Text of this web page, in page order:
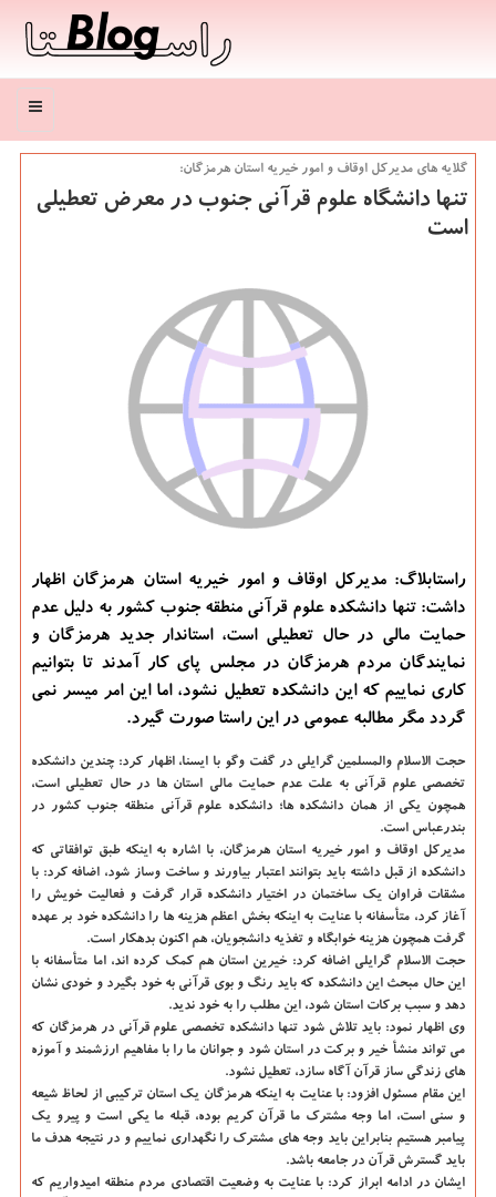
منو
گلایه های مدیركل اوقاف و امور خیریه استان هرمزگان:
تنها دانشگاه علوم قرآنی جنوب در معرض تعطیلی
است
راستابلاگ: مدیركل اوقاف و امور خیریه استان هرمزگان اظهار
داشت: تنها دانشكده علوم قرآنی منطقه جنوب كشور به دلیل عدم
حمایت مالی در حال تعطیلی است، استاندار جدید هرمزگان و
نمایندگان مردم هرمزگان در مجلس پای كار آمدند تا بتوانیم
كاری نماییم كه این دانشكده تعطیل نشود، اما این امر میسر نمی
گردد مگر مطالبه عمومی در این راستا صورت گیرد.
حجت الاسلام والمسلمین گرایلی در گفت وگو با ایسنا،اظهار كرد: چندین دانشكده
تخصصی علوم قرآنی به علت عدم حمایت مالی استان ها در حال تعطیلی است،
همچون یكی از همان دانشكده ها؛ دانشكده علوم قرآنی منطقه جنوب كشور در
بندرعباس است.
مدیركل اوقاف و امور خیریه استان هرمزگان، با اشاره به اینكه طبق توافقاتی كه
دانشكده از قبل داشته باید بتوانند اعتبار بیاورند و ساخت وساز شود، اضافه كرد: با
مشقات فراوان یك ساختمان در اختیار دانشكده قرار گرفت و فعالیت خویش را
آغاز كرد، متأسفانه با عنایت به اینكه بخش اعظم هزینه ها را دانشكده خود بر عهده
گرفت همچون هزینه خوابگاه و تغذیه دانشجویان، هم اكنون بدهكار است.
حجت الاسلام گرایلی اضافه كرد: خیرین استان هم كمك كرده اند، اما متأسفانه با
این حال مبحث این دانشكده كه باید رنگ و بوی قرآنی به خود بگیرد و خودی نشان
دهد و سبب بركات استان شود، این مطلب را به خود ندید.
وی اظهار نمود: باید تلاش شود تنها دانشكده تخصصی علوم قرآنی در هرمزگان كه
می تواند منشأ خیر و بركت در استان شود و جوانان ما را با مفاهیم ارزشمند و آموزه
های زندگی ساز قرآن آگاه سازد، تعطیل نشود.
این مقام مسئول افزود: با عنایت به اینكه هرمزگان یك استان تركیبی از لحاظ شیعه
و سنی است، اما وجه مشترك ما قرآن كریم بوده، قبله ما یكی است و پیرو یك
پیامبر هستیم بنابراین باید وجه های مشترك را نگهداری نماییم و در نتیجه هدف ما
باید گسترش قرآن در جامعه باشد.
ایشان در ادامه ابراز كرد: با عنایت به وضعیت اقتصادی مردم منطقه امیدواریم كه